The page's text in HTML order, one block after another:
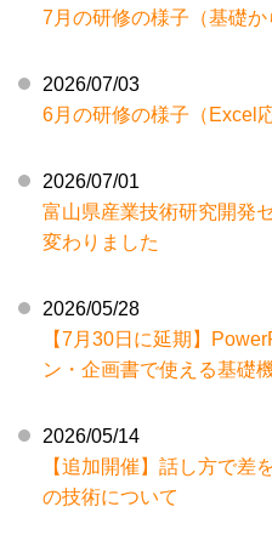
7月の研修の様子（基礎
2026/07/03
6月の研修の様子（Excel
2026/07/01
富山県産業技術研究開発
変わりました
2026/05/28
【7月30日に延期】
ン・企画書で使える基礎
2026/05/14
【追加開催】話し方で差
の技術について